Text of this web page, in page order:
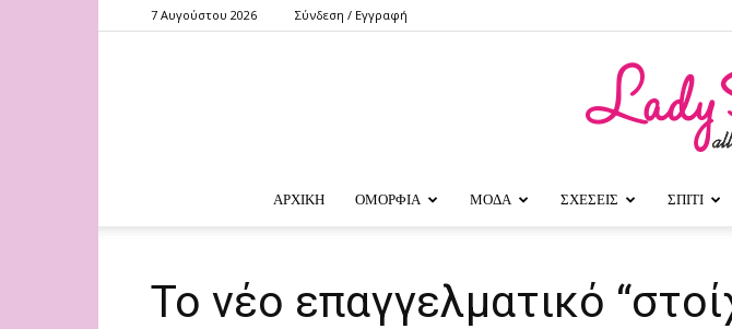
7 Αυγούστου 2026 Σύνδεση / Εγγραφή
ΑΡΧΙΚΗ ΟΜΟΡΦΙΑ ΜΟΔΑ ΣΧΕΣΕΙΣ ΣΠΙΤΙ
Το νέο επαγγελματικό